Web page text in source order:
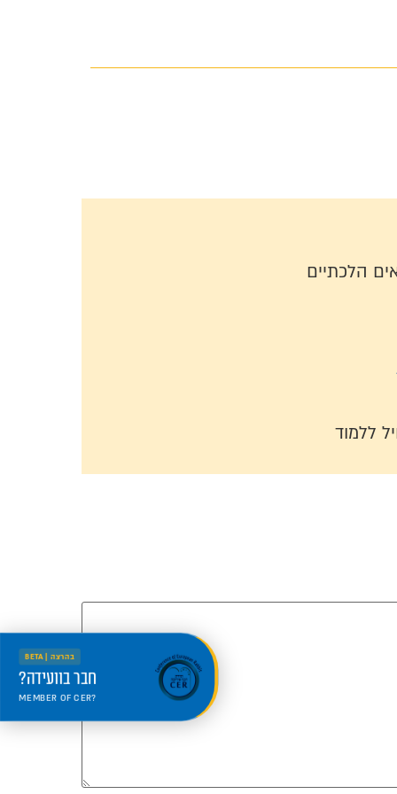
הלכתיים
ללמוד
בהרצה | BETA
חבר בוועידה?
MEMBER OF CER?
Welcome to the new portal